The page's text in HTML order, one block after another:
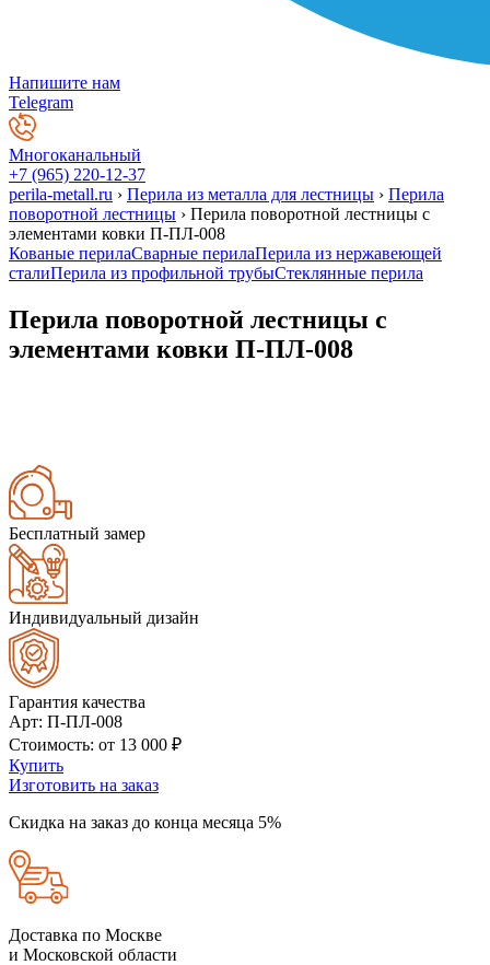
Напишите нам
Telegram
Многоканальный
+7 (965) 220-12-37
perila-metall.ru › Перила из металла для лестницы › Перила
поворотной лестницы › Перила поворотной лестницы с
элементами ковки П-ПЛ-008
Кованые перилаСварные перилаПерила из нержавеющей
сталиПерила из профильной трубыСтеклянные перила
Перила поворотной лестницы с
элементами ковки П-ПЛ-008
Бесплатный замер
Индивидуальный дизайн
Гарантия качества
Арт: П-ПЛ-008
Стоимость: от 13 000 ₽
Купить
Изготовить на заказ
Скидка на заказ до конца месяца 5%
Доставка по Москве
и Московской области